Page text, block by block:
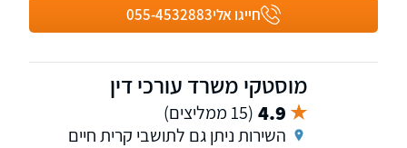
חייגו אלי055-4532883
מוסטקי משרד עורכי דין
4.9 (15 ממליצים)
השירות ניתן גם לתושבי קרית חיים